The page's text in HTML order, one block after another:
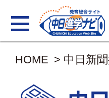
HOME > 中日新